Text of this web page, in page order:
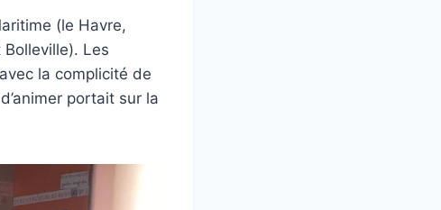
(le Havre,
Les
la complicité de
portait sur la